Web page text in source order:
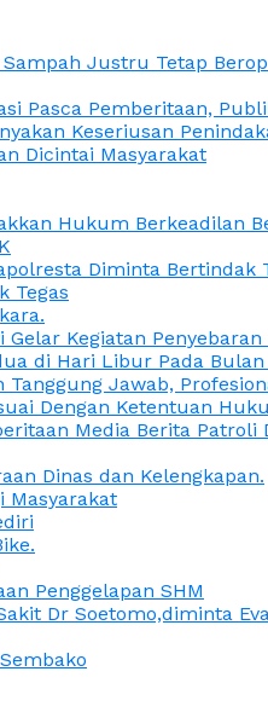
Justru Tetap
Pasca Pemberitaan,
Keseriusan
Dicintai Masyarakat
Hukum Berkeadilan
Diminta Bertindak
Tegas
Kegiatan
di Hari Libur Pada Bulan
Jawab,
Dengan Ketentuan
Media Berita Patroli
Dinas dan Kelengkapan.
Masyarakat
Penggelapan SHM
Dr Soetomo,diminta